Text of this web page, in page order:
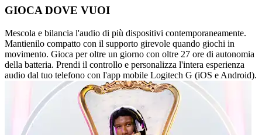
GIOCA DOVE VUOI
Mescola e bilancia l'audio di più dispositivi contemporaneamente.
Mantienilo compatto con il supporto girevole quando giochi in
movimento. Gioca per oltre un giorno con oltre 27 ore di autonomia
della batteria. Prendi il controllo e personalizza l'intera esperienza
audio dal tuo telefono con l'app mobile Logitech G (iOS e Android).